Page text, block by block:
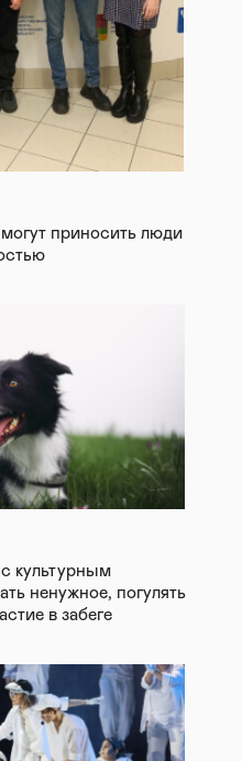
приносить люди
культурным
ненужное, погулять
в забеге